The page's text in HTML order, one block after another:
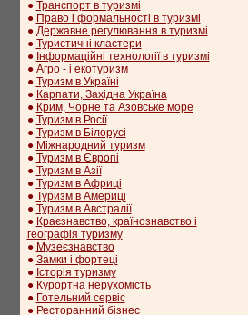
● Транспорт в туризмі
● Право і формальності в туризмі
● Державне регулювання в туризмі
● Туристичні кластери
● Інформаційні технології в туризмі
● Агро - і екотуризм
● Туризм в Україні
● Карпати, Західна Україна
● Крим, Чорне та Азовське море
● Туризм в Росії
● Туризм в Білорусі
● Міжнародний туризм
● Туризм в Європі
● Туризм в Азії
● Туризм в Африці
● Туризм в Америці
● Туризм в Австралії
● Краєзнавство, країнознавство і
географія туризму
● Музеєзнавство
● Замки і фортеці
● Історія туризму
● Курортна нерухомість
● Готельний сервіс
● Ресторанний бізнес